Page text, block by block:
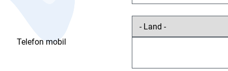
Telefon mobil